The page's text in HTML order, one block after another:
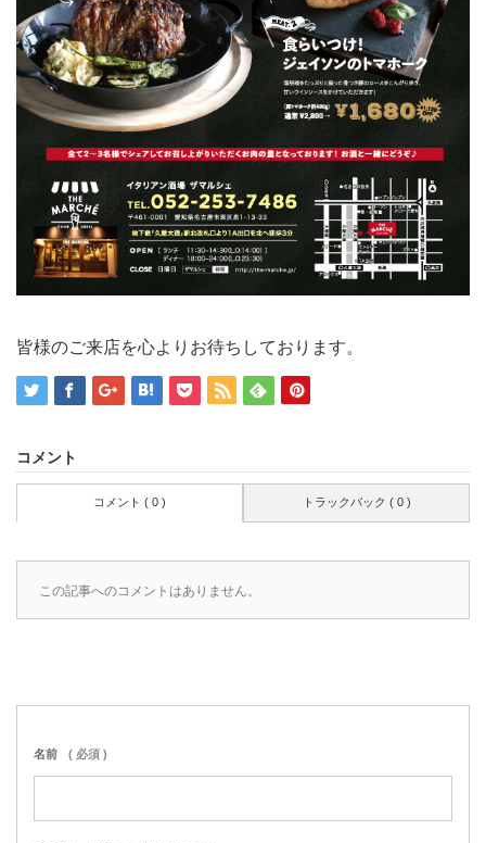
皆様のご来店を心よりお待ちしております。
コメント
コメント ( 0 ) トラックバック ( 0 )
この記事へのコメントはありません。
名前 ( 必須 )